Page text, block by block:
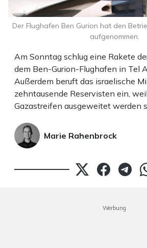
Am Sonntag schlug eine Rakete
dem Ben-Gurion-Flughafen in Tel
Außerdem beruft das israelische
zehntausende Reservisten ein,
Gazastreifen ausgeweitet werden
Marie Rahenbrock
Der Flughafen Ben Gurion hat den
aufgenommen.
Werbung